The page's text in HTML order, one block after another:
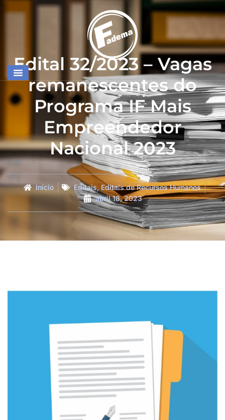
Edital 32/2023 – Vagas
remanescentes do
Programa IF Mais
Empreendedor
Nacional 2023
Início Editais, Editais de Recursos Humanos
abril 18, 2023